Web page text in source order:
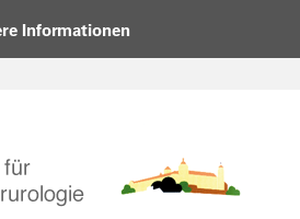
Informationen